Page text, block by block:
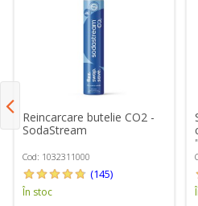
Reincarcare butelie CO2 -
SodaStream
Cod: 1032311000
(145)
În stoc